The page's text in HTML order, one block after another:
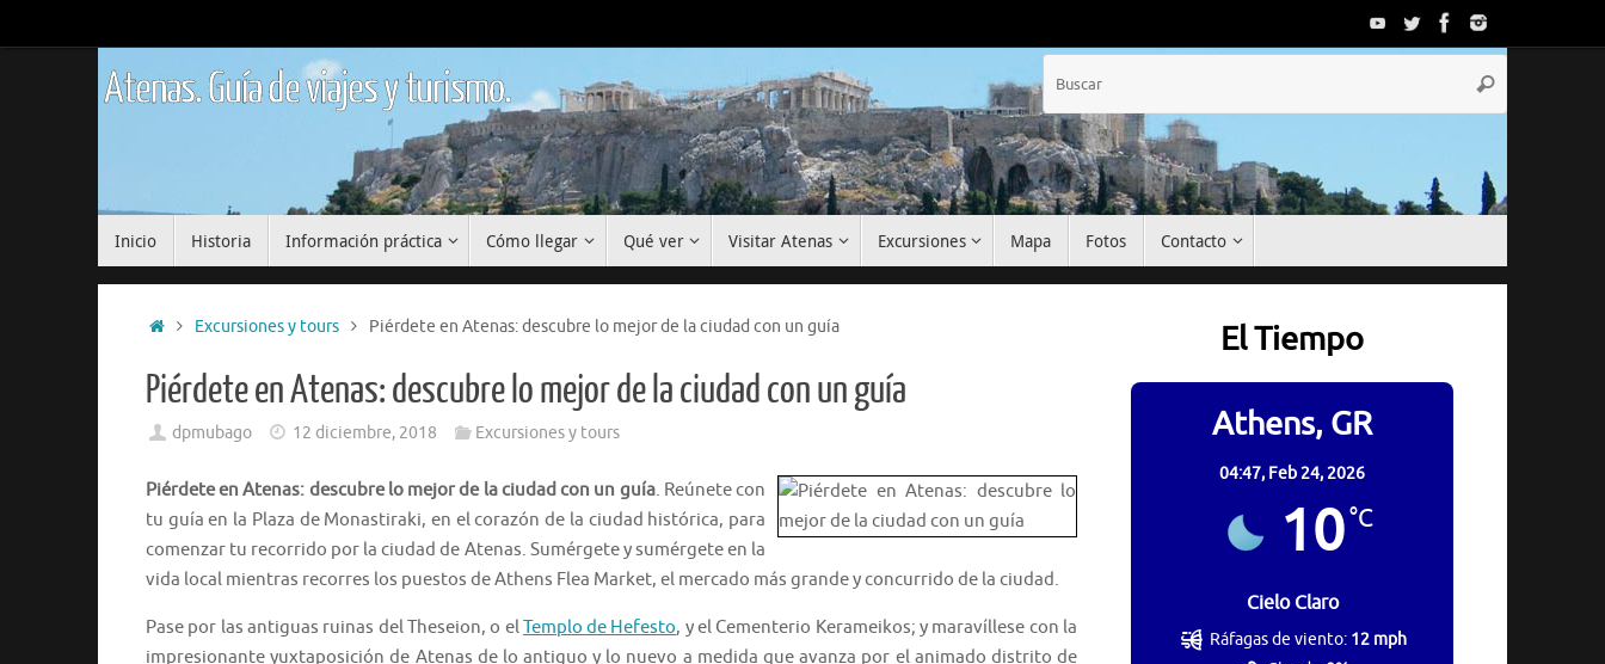
al
Atenas. Guía de viajes y turismo. Buscar
Inicio Historia Información práctica Cómo llegar Qué ver Visitar Atenas Excursiones Mapa Fotos Contacto
InicioExcursiones y tours Piérdete en Atenas: descubre lo mejor de la ciudad con un guía
Piérdete en Atenas: descubre lo mejor de la ciudad con un guía
dpmubago 12 diciembre, 2018 Excursiones y tours
Piérdete en Atenas: descubre lo mejor de la ciudad con un guía. Reúnete con
tu guía en la Plaza de Monastiraki, en el corazón de la ciudad histórica, para
comenzar tu recorrido por la ciudad de Atenas. Sumérgete y sumérgete en la
vida local mientras recorres los puestos de Athens Flea Market, el mercado más grande y concurrido de la ciudad.
Pase por las antiguas ruinas del Theseion, o elTemplo de Hefesto, y el Cementerio Kerameikos; y maravíllese con la
impresionante yuxtaposición de Atenas de lo antiguo y lo nuevo a medida que avanza por el animado distrito de
El Tiempo
Athens, GR
04:47, Feb 24, 2026
10°C
Cielo Claro
Ráfagas de viento: 12 mph